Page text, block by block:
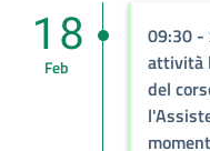
18
Feb
09:30 -
attività
del